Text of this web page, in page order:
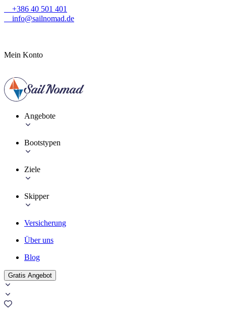
+386 40 501 401
info@sailnomad.de
Mein Konto
Angebote
Bootstypen
Ziele
Skipper
Versicherung
Über uns
Blog
Gratis Angebot